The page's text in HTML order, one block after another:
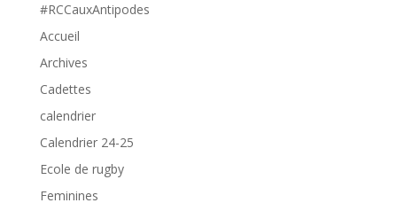
#RCCauxAntipodes
Accueil
Archives
Cadettes
calendrier
Calendrier 24-25
Ecole de rugby
Feminines